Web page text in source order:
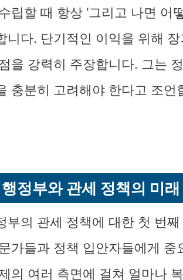
립할 때 항상 ‘그리고 나면 어
니다. 단기적인 이익을 위해
을 강력히 주장합니다. 그는
충분히 고려해야 한다고 조언
정부와 관세 정책의 미래
부의 관세 정책에 대한 첫 번
가들과 정책 입안자들에게 중
의 여러 측면에 걸쳐 얼마나